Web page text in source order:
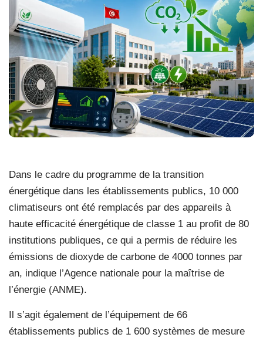
Dans le cadre du programme de la transition
énergétique dans les établissements publics, 10 000
climatiseurs ont été remplacés par des appareils à
haute efficacité énergétique de classe 1 au profit de 80
institutions publiques, ce qui a permis de réduire les
émissions de dioxyde de carbone de 4000 tonnes par
an, indique l’Agence nationale pour la maîtrise de
l’énergie (ANME).
Il s’agit également de l’équipement de 66
établissements publics de 1 600 systèmes de mesure